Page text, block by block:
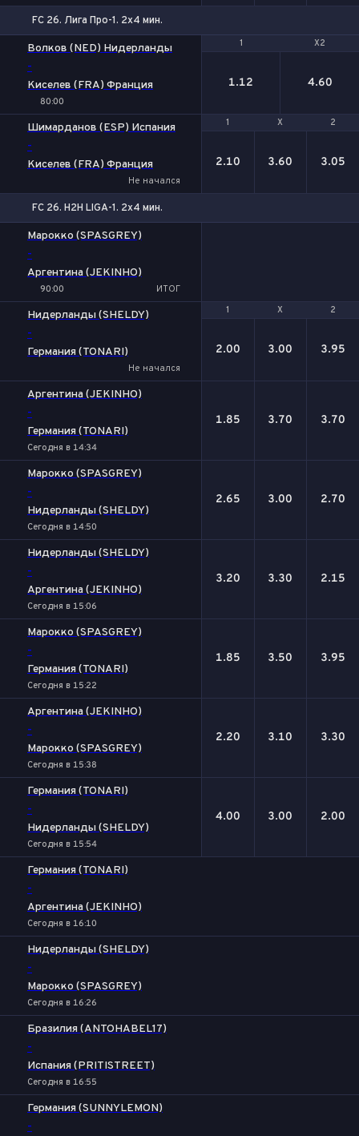
FC 26. Лига Про-1. 2x4 мин.
1 X2
Волков (NED) Нидерланды
-
Киселев (FRA) Франция
80:00
1 X2
1.12 4.60
1 Х 2
Шимарданов (ESP) Испания
-
Киселев (FRA) Франция
Не начался
1 Х 2
2.10 3.60 3.05
FC 26. H2H LIGA-1. 2x4 мин.
Марокко (SPASGREY)
-
Аргентина (JEKINHO)
90:00
ИТОГ
1
Х 2
Нидерланды (SHELDY)
-
Германия (TONARI)
Не начался
1 Х 2
2.00 3.00 3.95
Аргентина (JEKINHO)
-
Германия (TONARI)
Сегодня в 14:34
1.85 3.70 3.70
Марокко (SPASGREY)
-
Нидерланды (SHELDY)
Сегодня в 14:50
2.65 3.00 2.70
Нидерланды (SHELDY)
-
Аргентина (JEKINHO)
Сегодня в 15:06
3.20 3.30 2.15
Марокко (SPASGREY)
-
Германия (TONARI)
Сегодня в 15:22
1.85 3.50 3.95
Аргентина (JEKINHO)
-
Марокко (SPASGREY)
Сегодня в 15:38
2.20 3.10 3.30
Германия (TONARI)
-
Нидерланды (SHELDY)
Сегодня в 15:54
4.00 3.00 2.00
Германия (TONARI)
-
Аргентина (JEKINHO)
Сегодня в 16:10
Нидерланды (SHELDY)
-
Марокко (SPASGREY)
Сегодня в 16:26
Бразилия (ANTOHABEL17)
-
Испания (PRITISTREET)
Сегодня в 16:55
Германия (SUNNYLEMON)
-